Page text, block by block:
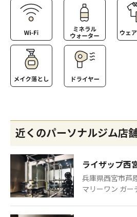
近くのパーソナルジム店
ライザップ西
兵庫県西宮市芦
マリーワン ガー